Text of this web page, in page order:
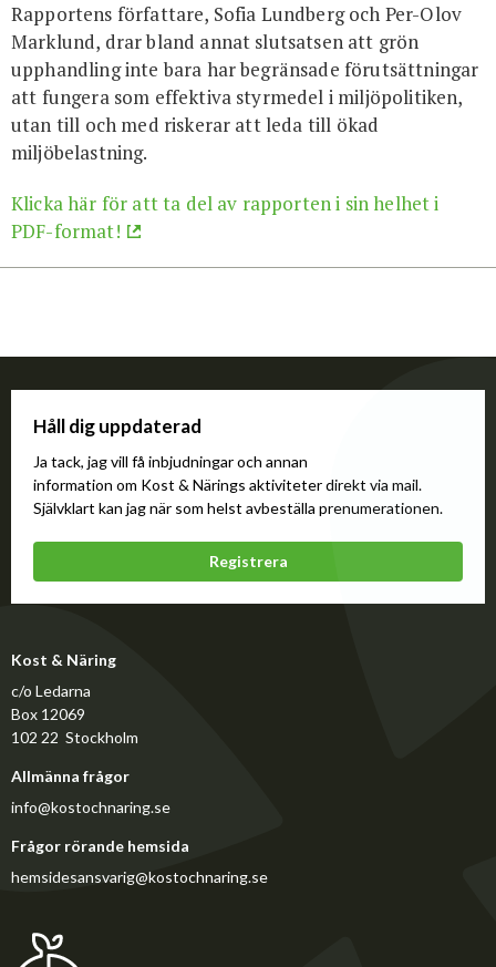
Rapportens författare, Sofia Lundberg och Per-Olov
Marklund, drar bland annat slutsatsen att grön
upphandling inte bara har begränsade förutsättningar
att fungera som effektiva styrmedel i miljöpolitiken,
utan till och med riskerar att leda till ökad
miljöbelastning.
Klicka här för att ta del av rapporten i sin helhet i
PDF-format!
Håll dig uppdaterad
Ja tack, jag vill få inbjudningar och annan
information om Kost & Närings aktiviteter direkt via mail.
Självklart kan jag när som helst avbeställa prenumerationen.
Registrera
Kost & Näring
c/o Ledarna
Box 12069
102 22 Stockholm
Allmänna frågor
info@kostochnaring.se
Frågor rörande hemsida
hemsidesansvarig@kostochnaring.se